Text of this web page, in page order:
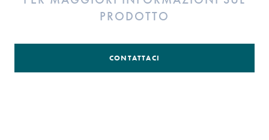
PRODOTTO
CONTATTACI